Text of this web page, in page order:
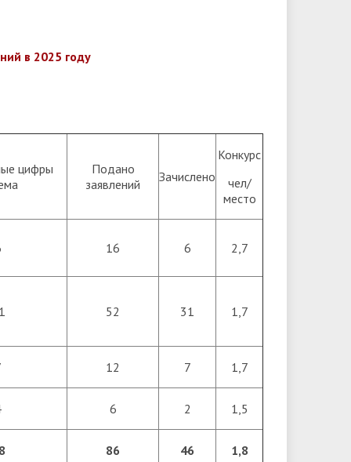
Сведения о доходах
вступительных испытаний
в 2025 году
цифры
Подано
заявлений
Зачислено
Конкурс
чел/
место
16 6 2,7
52 31 1,7
12 7 1,7
6 2 1,5
86 46 1,8